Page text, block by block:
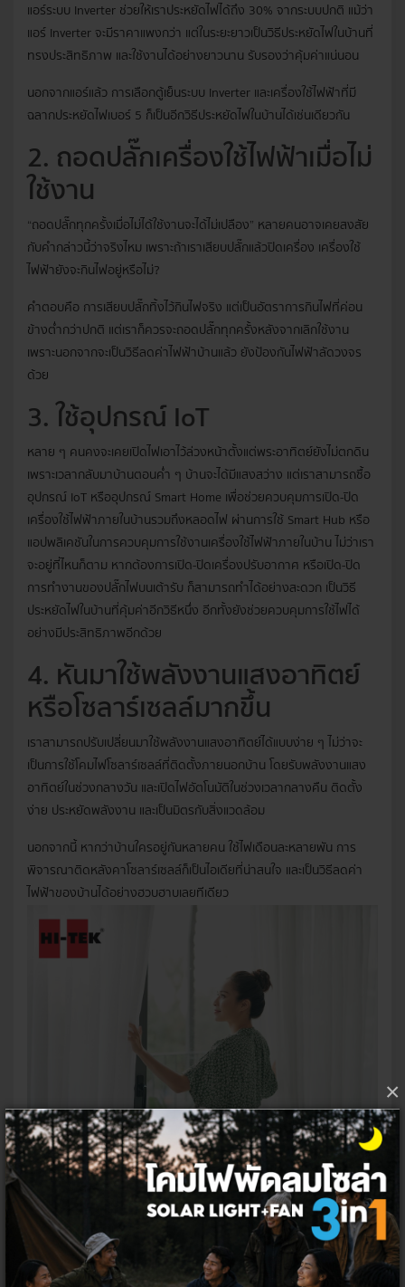
×
แอร์ระบบ Inverter ช่วยให้เราประหยัดไฟได้ถึง 30% จากระบบปกติ แม้ว่า
แอร์ Inverter จะมีราคาแพงกว่า แต่ในระยะยาวเป็นวิธีประหยัดไฟในบ้านที่
ทรงประสิทธิภาพ และใช้งานได้อย่างยาวนาน รับรองว่าคุ้มค่าแน่นอน
นอกจากแอร์แล้ว การเลือกตู้เย็นระบบ Inverter และเครื่องใช้ไฟฟ้าที่มี
ฉลากประหยัดไฟเบอร์ 5 ก็เป็นอีกวิธีประหยัดไฟในบ้านได้เช่นเดียวกัน
2. ถอดปลั๊กเครื่องใช้ไฟฟ้าเมื่อไม่
ใช้งาน
“ถอดปลั๊กทุกครั้งเมื่อไม่ได้ใช้งานจะได้ไม่เปลือง” หลายคนอาจเคยสงสัย
กับคำกล่าวนี้ว่าจริงไหม เพราะถ้าเราเสียบปลั๊กแล้วปิดเครื่อง เครื่องใช้
ไฟฟ้ายังจะกินไฟอยู่หรือไม่?
คำตอบคือ การเสียบปลั๊กทิ้งไว้กินไฟจริง แต่เป็นอัตราการกินไฟที่ค่อน
ข้างต่ำกว่าปกติ แต่เราก็ควรจะถอดปลั๊กทุกครั้งหลังจากเลิกใช้งาน
เพราะนอกจากจะเป็นวิธีลดค่าไฟฟ้าบ้านแล้ว ยังป้องกันไฟฟ้าลัดวงจร
ด้วย
3. ใช้อุปกรณ์ IoT
หลาย ๆ คนคงจะเคยเปิดไฟเอาไว้ล่วงหน้าตั้งแต่พระอาทิตย์ยังไม่ตกดิน
เพราะเวลากลับมาบ้านตอนค่ำ ๆ บ้านจะได้มีแสงสว่าง แต่เราสามารถซื้อ
อุปกรณ์ IoT หรืออุปกรณ์ Smart Home เพื่อช่วยควบคุมการเปิด-ปิด
เครื่องใช้ไฟฟ้าภายในบ้านรวมถึงหลอดไฟ ผ่านการใช้ Smart Hub หรือ
แอปพลิเคชันในการควบคุมการใช้งานเครื่องใช้ไฟฟ้าภายในบ้าน ไม่ว่าเรา
จะอยู่ที่ไหนก็ตาม หากต้องการเปิด-ปิดเครื่องปรับอากาศ หรือเปิด-ปิด
การทำงานของปลั๊กไฟบนเต้ารับ ก็สามารถทำได้อย่างสะดวก เป็นวิธี
ประหยัดไฟในบ้านที่คุ้มค่าอีกวิธีหนึ่ง อีกทั้งยังช่วยควบคุมการใช้ไฟได้
อย่างมีประสิทธิภาพอีกด้วย
4. หันมาใช้พลังงานแสงอาทิตย์
หรือโซลาร์เซลล์มากขึ้น
เราสามารถปรับเปลี่ยนมาใช้พลังงานแสงอาทิตย์ได้แบบง่าย ๆ ไม่ว่าจะ
เป็นการใช้โคมไฟโซลาร์เซลล์ที่ติดตั้งภายนอกบ้าน โดยรับพลังงานแสง
อาทิตย์ในช่วงกลางวัน และเปิดไฟอัตโนมัติในช่วงเวลากลางคืน ติดตั้ง
ง่าย ประหยัดพลังงาน และเป็นมิตรกับสิ่งแวดล้อม
นอกจากนี้ หากว่าบ้านใครอยู่กันหลายคน ใช้ไฟเดือนละหลายพัน การ
พิจารณาติดหลังคาโซลาร์เซลล์ก็เป็นไอเดียที่น่าสนใจ และเป็นวิธีลดค่า
ไฟฟ้าของบ้านได้อย่างฮวบฮาบเลยทีเดียว
5. ใช้แสงธรรมชาติมากกว่าแสง
ไฟ
ประเทศไทยเป็นประเทศที่มีแสงอาทิตย์อย่างเหลือเฟือตลอดทั้งปี ในช่วง
เวลากลางวันเราจึงสามารถลดการเปิดไฟ แล้วเปิดหน้าต่างหรือผ้าม่าน
แทน ก็จะมีแสงสว่างเพียงพอสำหรับการใช้ชีวิตประจำวัน ซึ่งนอกจากจะ